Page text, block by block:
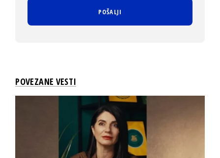
POVEZANE VESTI